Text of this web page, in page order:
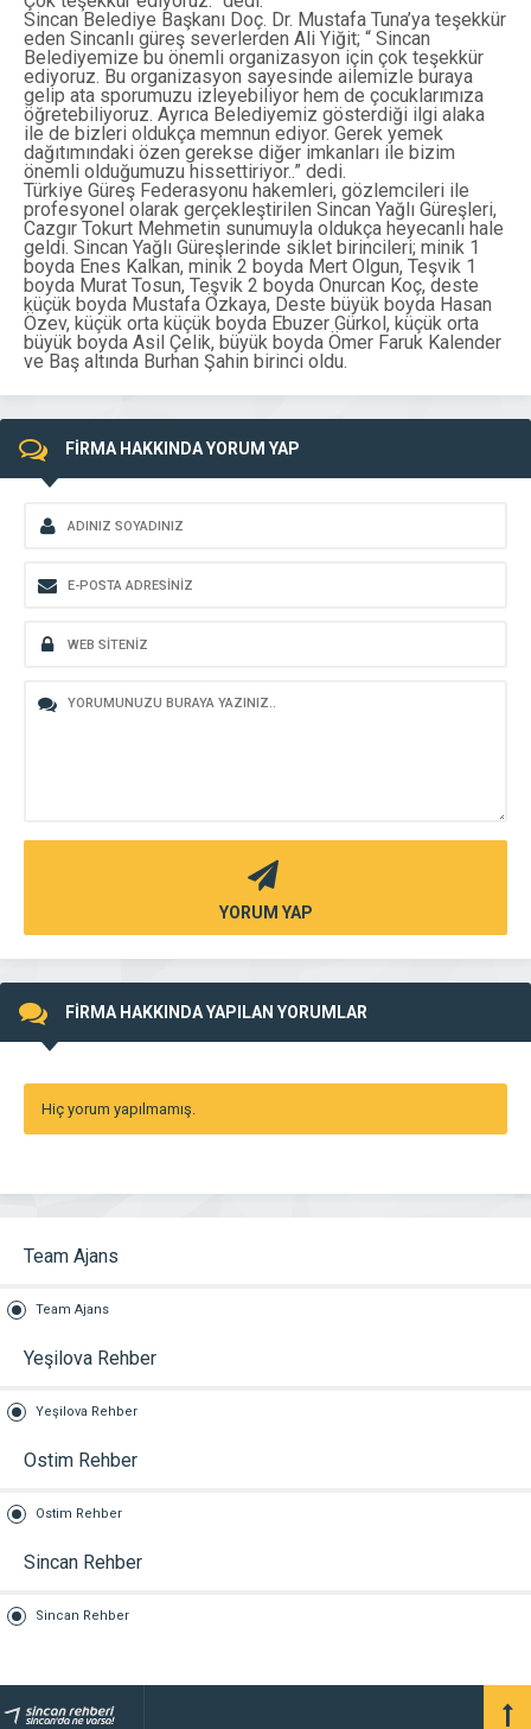
Sincan Belediye Başkanı Doç. Dr. Mustafa Tuna’ya teşekkür
eden Sincanlı güreş severlerden Ali Yiğit; “ Sincan
Belediyemize bu önemli organizasyon için çok teşekkür
ediyoruz. Bu organizasyon sayesinde ailemizle buraya
gelip ata sporumuzu izleyebiliyor hem de çocuklarımıza
öğretebiliyoruz. Ayrıca Belediyemiz gösterdiği ilgi alaka
ile de bizleri oldukça memnun ediyor. Gerek yemek
dağıtımındaki özen gerekse diğer imkanları ile bizim
önemli olduğumuzu hissettiriyor..” dedi.
Türkiye Güreş Federasyonu hakemleri, gözlemcileri ile
profesyonel olarak gerçekleştirilen Sincan Yağlı Güreşleri,
Cazgır Tokurt Mehmetin sunumuyla oldukça heyecanlı hale
geldi. Sincan Yağlı Güreşlerinde siklet birincileri; minik 1
boyda Enes Kalkan, minik 2 boyda Mert Olgun, Teşvik 1
boyda Murat Tosun, Teşvik 2 boyda Onurcan Koç, deste
küçük boyda Mustafa Özkaya, Deste büyük boyda Hasan
Özev, küçük orta küçük boyda Ebuzer Gürkol, küçük orta
büyük boyda Asil Çelik, büyük boyda Ömer Faruk Kalender
ve Baş altında Burhan Şahin birinci oldu.
FİRMA HAKKINDA YORUM YAP
YORUM YAP
FİRMA HAKKINDA YAPILAN YORUMLAR
Hiç yorum yapılmamış.
Team Ajans
Team Ajans
Yeşilova Rehber
Yeşilova Rehber
Ostim Rehber
Ostim Rehber
Sincan Rehber
Sincan Rehber